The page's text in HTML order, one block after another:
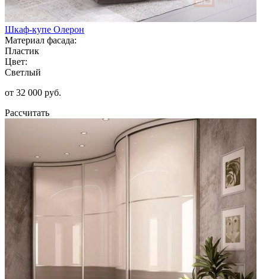
Шкаф-купе Олерон
Материал фасада:
Пластик
Цвет:
Светлый
от 32 000 руб.
Рассчитать